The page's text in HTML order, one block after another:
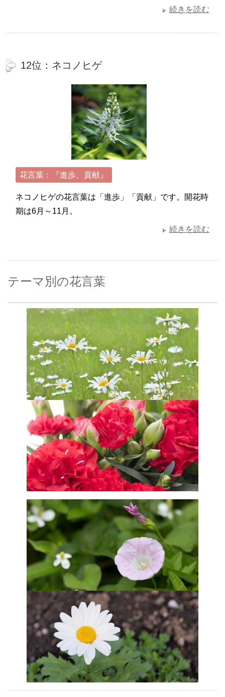
続きを読む
12位：ネコノヒゲ
花言葉：『進歩、貢献』
ネコノヒゲの花言葉は「進歩」「貢献」です。開花時
期は6月～11月。
続きを読む
テーマ別の花言葉